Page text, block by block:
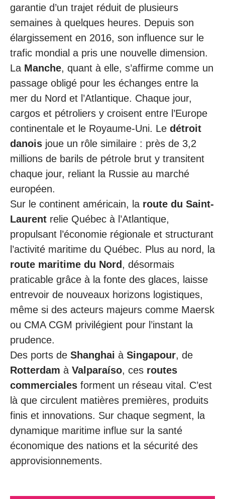
garantie d’un trajet réduit de plusieurs
semaines à quelques heures. Depuis son
élargissement en 2016, son influence sur le
trafic mondial a pris une nouvelle dimension.
La Manche, quant à elle, s’affirme comme un
passage obligé pour les échanges entre la
mer du Nord et l’Atlantique. Chaque jour,
cargos et pétroliers y croisent entre l’Europe
continentale et le Royaume-Uni. Le détroit
danois joue un rôle similaire : près de 3,2
millions de barils de pétrole brut y transitent
chaque jour, reliant la Russie au marché
européen.
Sur le continent américain, la route du Saint-
Laurent relie Québec à l’Atlantique,
propulsant l’économie régionale et structurant
l’activité maritime du Québec. Plus au nord, la
route maritime du Nord , désormais
praticable grâce à la fonte des glaces, laisse
entrevoir de nouveaux horizons logistiques,
même si des acteurs majeurs comme Maersk
ou CMA CGM privilégient pour l’instant la
prudence.
Des ports de Shanghai à Singapour, de
Rotterdam à Valparaíso, ces routes
commerciales forment un réseau vital. C’est
là que circulent matières premières, produits
finis et innovations. Sur chaque segment, la
dynamique maritime influe sur la santé
économique des nations et la sécurité des
approvisionnements.